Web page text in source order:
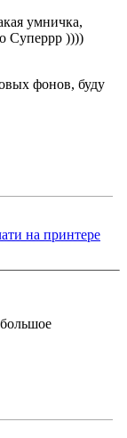
умничка,
Суперрр ))))
фонов, буду
на принтере